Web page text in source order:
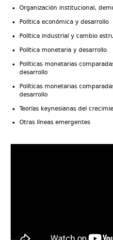
Organización institucional,
Política económica y desarrollo
Política industrial y cambio
Política monetaria y desarrollo
Políticas monetarias
desarrollo
Políticas monetarias
desarrollo
Teorías keynesianas del
Otras líneas emergentes